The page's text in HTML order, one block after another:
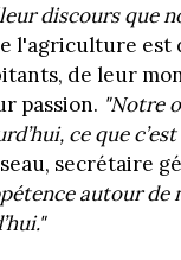
discours que
l'agriculture
de leur
passion. "Notre
ce que
secrétaire
autour de